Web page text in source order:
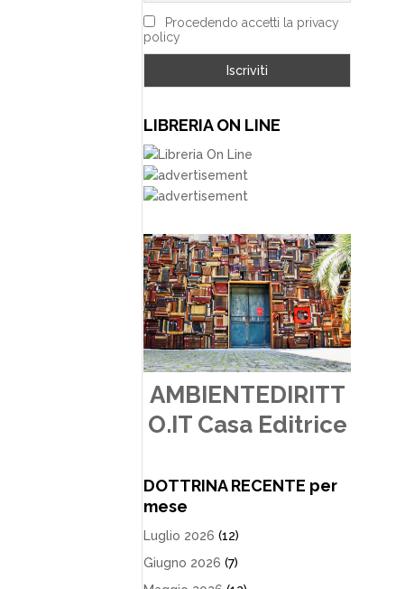
Procedendo accetti la privacy
policy
LIBRERIA ON LINE
AMBIENTEDIRITT
O.IT Casa Editrice
DOTTRINA RECENTE per
mese
Luglio 2026 (12)
Giugno 2026 (7)